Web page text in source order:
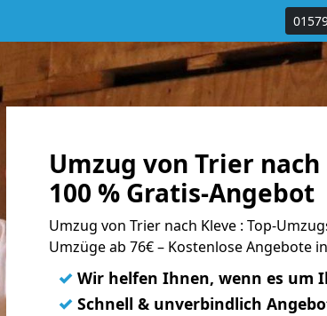
Umzug von Trier
100 % Gratis-Angebot
Umzug von Trier nach Kleve : Top-
Umzüge ab 76€ – Kostenlose Angebote
✓ Wir helfen Ihnen, wenn es um
✓ Schnell & unverbindlich